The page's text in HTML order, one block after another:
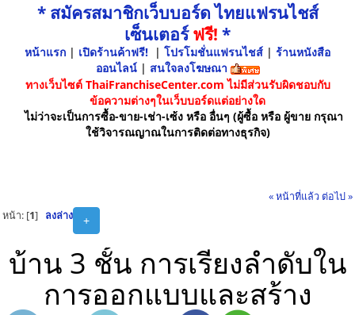
* สมัครสมาชิกเว็บบอร์ด ไทยแฟรนไชส์
เซ็นเตอร์ฟรี! *
หน้าแรก | เปิดร้านค้าฟรี! | โปรโมชั่นแฟรนไชส์ | ร้านหนังสือ
ออนไลน์ | สนใจลงโฆษณา
ทางเว็บไซต์ ThaiFranchiseCenter.com ไม่มีส่วนรับผิดชอบกับ
ข้อความต่างๆในเว็บบอร์ดแต่อย่างใด
ไม่ว่าจะเป็นการซื้อ-ขาย-เช่า-เซ้ง หรือ อื่นๆ (ผู้ซื้อ หรือ ผู้ขาย กรุณา
ใช้วิจารณญาณในการติดต่อทางธุรกิจ)
« หน้าที่แล้ว ต่อไป »
+
หน้า: [1] ลงล่าง
บ้าน 3 ชั้น การเรียงลำดับใน
การออกแบบและสร้าง